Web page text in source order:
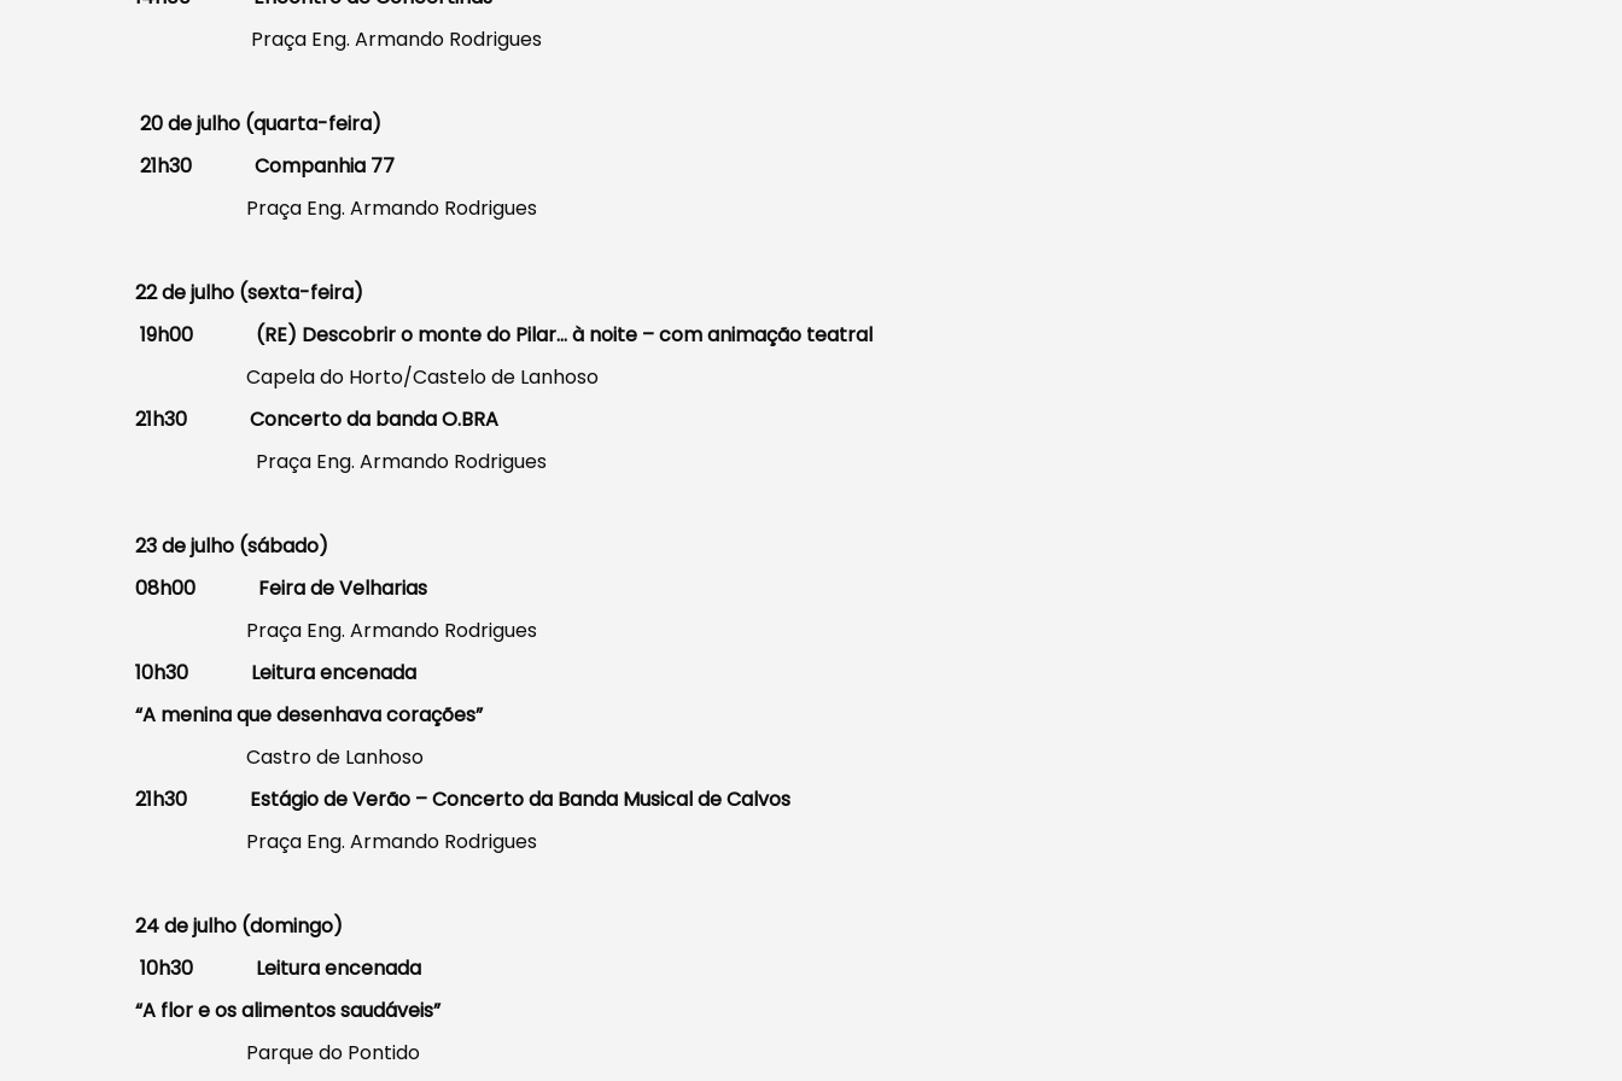
Praça Eng. Armando Rodrigues
20 de julho (quarta-feira)
21h30 Companhia 77
Praça Eng. Armando Rodrigues
22 de julho (sexta-feira)
19h00 (RE) Descobrir o monte do Pilar… à noite – com animação teatral
Capela do Horto/Castelo de Lanhoso
21h30 Concerto da banda O.BRA
Praça Eng. Armando Rodrigues
23 de julho (sábado)
08h00 Feira de Velharias
Praça Eng. Armando Rodrigues
10h30 Leitura encenada
“A menina que desenhava corações”
Castro de Lanhoso
21h30 Estágio de Verão – Concerto da Banda Musical de Calvos
Praça Eng. Armando Rodrigues
24 de julho (domingo)
10h30 Leitura encenada
“A flor e os alimentos saudáveis”
Parque do Pontido